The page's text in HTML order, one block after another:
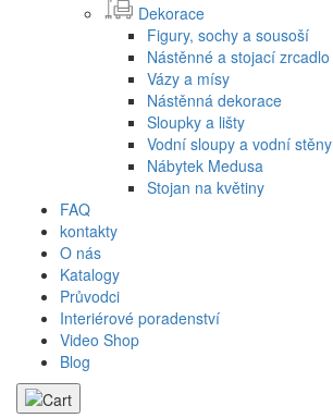
Dekorace
Figury, sochy a sousoší
Nástěnné a stojací zrcadlo
Vázy a mísy
Nástěnná dekorace
Sloupky a lišty
Vodní sloupy a vodní stěny
Nábytek Medusa
Stojan na květiny
FAQ
kontakty
O nás
Katalogy
Průvodci
Interiérové poradenství
Video Shop
Blog